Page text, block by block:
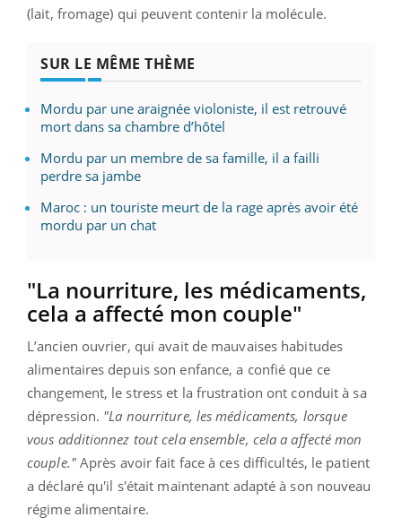
(lait, fromage) qui peuvent contenir la molécule.
SUR LE MÊME THÈME
Mordu par une araignée violoniste, il est retrouvé
mort dans sa chambre d’hôtel
Mordu par un membre de sa famille, il a failli
perdre sa jambe
Maroc : un touriste meurt de la rage après avoir été
mordu par un chat
"La nourriture, les médicaments,
cela a affecté mon couple"
L’ancien ouvrier, qui avait de mauvaises habitudes
alimentaires depuis son enfance, a confié que ce
changement, le stress et la frustration ont conduit à sa
dépression. "La nourriture, les médicaments, lorsque
vous additionnez tout cela ensemble, cela a affecté mon
couple."Après avoir fait face à ces difficultés, le patient
a déclaré qu'il s'était maintenant adapté à son nouveau
régime alimentaire.